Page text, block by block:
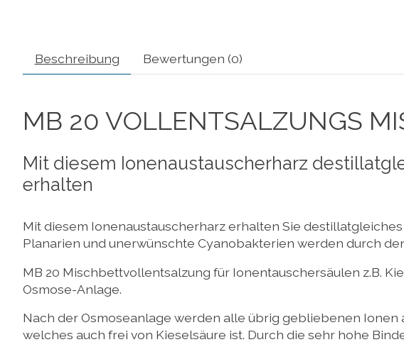
Beschreibung Bewertungen (0)
MB 20 VOLLENTSALZUNGS
Mit diesem Ionenaustauscherharz
erhalten
Mit diesem Ionenaustauscherharz erhalten Sie
Planarien und unerwünschte Cyanobakterien werden durch
MB 20 Mischbettvollentsalzung für Ionentauschersäulen z.B.
Osmose-Anlage.
Nach der Osmoseanlage werden alle übrig gebliebenen
welches auch frei von Kieselsäure ist. Durch die sehr hohe